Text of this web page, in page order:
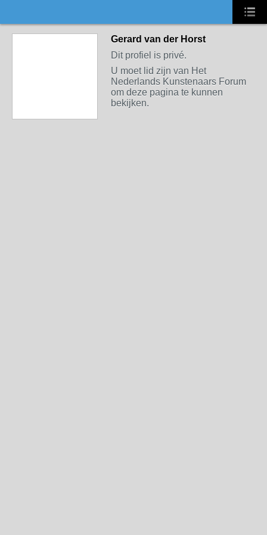
Gerard van der Horst
Dit profiel is privé.
U moet lid zijn van Het
Nederlands Kunstenaars Forum
om deze pagina te kunnen
bekijken.